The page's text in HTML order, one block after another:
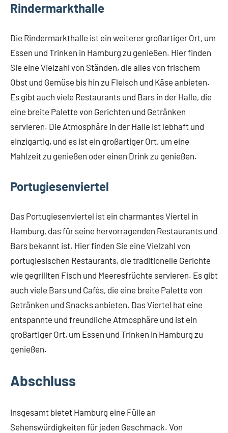
Rindermarkthalle
Die Rindermarkthalle ist ein weiterer großartiger Ort, um
Essen und Trinken in Hamburg zu genießen. Hier finden
Sie eine Vielzahl von Ständen, die alles von frischem
Obst und Gemüse bis hin zu Fleisch und Käse anbieten.
Es gibt auch viele Restaurants und Bars in der Halle, die
eine breite Palette von Gerichten und Getränken
servieren. Die Atmosphäre in der Halle ist lebhaft und
einzigartig, und es ist ein großartiger Ort, um eine
Mahlzeit zu genießen oder einen Drink zu genießen.
Portugiesenviertel
Das Portugiesenviertel ist ein charmantes Viertel in
Hamburg, das für seine hervorragenden Restaurants und
Bars bekannt ist. Hier finden Sie eine Vielzahl von
portugiesischen Restaurants, die traditionelle Gerichte
wie gegrillten Fisch und Meeresfrüchte servieren. Es gibt
auch viele Bars und Cafés, die eine breite Palette von
Getränken und Snacks anbieten. Das Viertel hat eine
entspannte und freundliche Atmosphäre und ist ein
großartiger Ort, um Essen und Trinken in Hamburg zu
genießen.
Abschluss
Insgesamt bietet Hamburg eine Fülle an
Sehenswürdigkeiten für jeden Geschmack. Von